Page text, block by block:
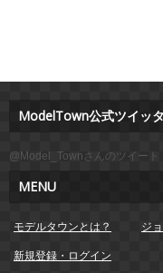
ModelTown公式ツイッ
@Model_Townさんのツイート
MENU
モデルタウンとは？ ジ
新規登録・ログイン